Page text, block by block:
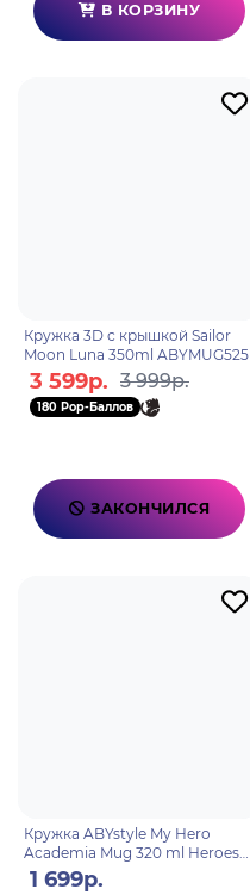
В КОРЗИНУ
Кружка 3D с крышкой Sailor
Moon Luna 350ml ABYMUG525
3 599р. 3 999р.
180 Pop-Баллов
ЗАКОНЧИЛСЯ
Кружка ABYstyle My Hero
Academia Mug 320 ml Heroes
subli with box x2 ABYMUG431
1 699р.